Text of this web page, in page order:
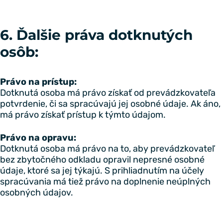
6. Ďalšie práva dotknutých
osôb:
Právo na prístup:
Dotknutá osoba má právo získať od prevádzkovateľa
potvrdenie, či sa spracúvajú jej osobné údaje. Ak áno,
má právo získať prístup k týmto údajom.
Právo na opravu:
Dotknutá osoba má právo na to, aby prevádzkovateľ
bez zbytočného odkladu opravil nepresné osobné
údaje, ktoré sa jej týkajú. S prihliadnutím na účely
spracúvania má tiež právo na doplnenie neúplných
osobných údajov.